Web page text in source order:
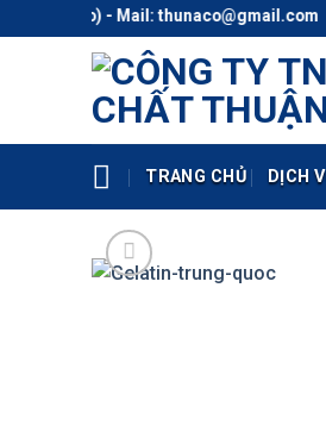
to
- Mail: thunaco@gmail.com
TRANG CHỦ DỊCH